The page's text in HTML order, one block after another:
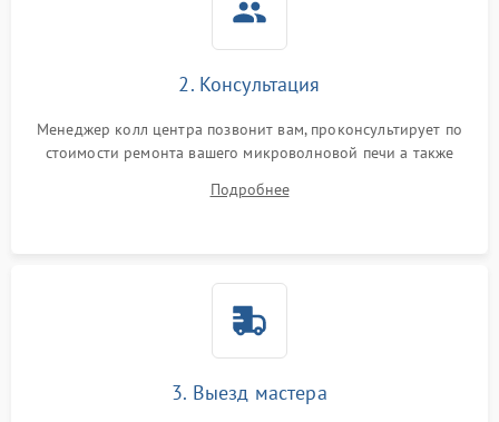
2. Консультация
Менеджер колл центра позвонит вам, проконсультирует по
стоимости ремонта вашего микроволновой печи а также
Подробнее
3. Выезд мастера